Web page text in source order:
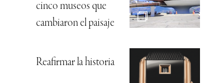
cinco museos que
cambiaron el paisaje
Reafirmar la historia